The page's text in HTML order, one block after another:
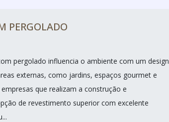
PERGOLADO
pergolado influencia o ambiente com um design
externas, como jardins, espaços gourmet e
que realizam a construção e
de revestimento superior com excelente